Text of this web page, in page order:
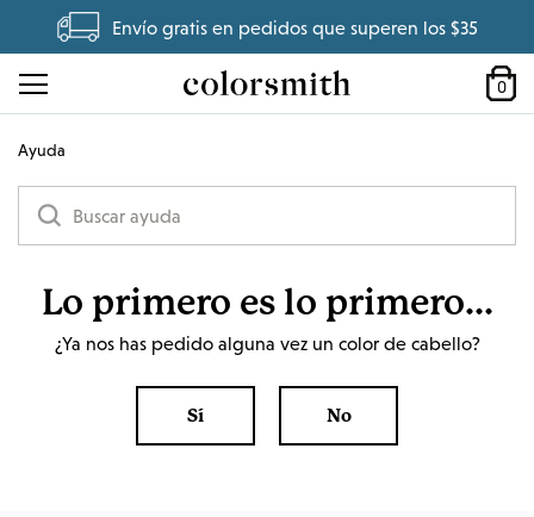
Envío gratis en pedidos que superen los $35
0
Ayuda
Lo primero es lo primero...
¿Ya nos has pedido alguna vez un color de cabello?
Sí No